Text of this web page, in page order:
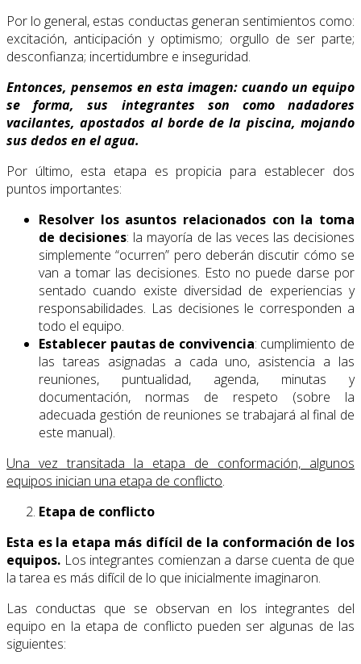
Por lo general, estas conductas generan sentimientos como:
excitación, anticipación y optimismo; orgullo de ser parte;
desconfianza; incertidumbre e inseguridad.
Entonces, pensemos en esta imagen: cuando un equipo
se forma, sus integrantes son como nadadores
vacilantes, apostados al borde de la piscina, mojando
sus dedos en el agua.
Por último, esta etapa es propicia para establecer dos
puntos importantes:
Resolver los asuntos relacionados con la toma
de decisiones: la mayoría de las veces las decisiones
simplemente “ocurren” pero deberán discutir cómo se
van a tomar las decisiones. Esto no puede darse por
sentado cuando existe diversidad de experiencias y
responsabilidades. Las decisiones le corresponden a
todo el equipo.
Establecer pautas de convivencia: cumplimiento de
las tareas asignadas a cada uno, asistencia a las
reuniones, puntualidad, agenda, minutas y
documentación, normas de respeto (sobre la
adecuada gestión de reuniones se trabajará al final de
este manual).
Una vez transitada la etapa de conformación, algunos
equipos inician una etapa de conflicto.
Etapa de conflicto
Esta es la etapa más difícil de la conformación de los
equipos. Los integrantes comienzan a darse cuenta de que
la tarea es más difícil de lo que inicialmente imaginaron.
Las conductas que se observan en los integrantes del
equipo en la etapa de conflicto pueden ser algunas de las
siguientes: